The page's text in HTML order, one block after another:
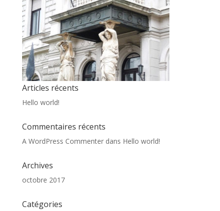
Articles récents
Hello world!
Commentaires récents
A WordPress Commenterdans Hello world!
Archives
octobre 2017
Catégories